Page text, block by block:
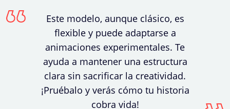
Este modelo, aunque clásico, es
flexible y puede adaptarse a
animaciones experimentales. Te
ayuda a mantener una estructura
clara sin sacrificar la creatividad.
¡Pruébalo y verás cómo tu historia
cobra vida!